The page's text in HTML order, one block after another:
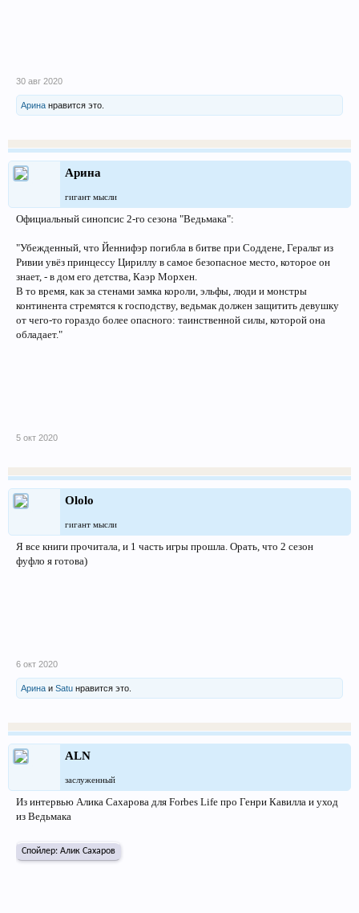
30 авг 2020
Арина нравится это.
Арина
гигант мысли
Официальный синопсис 2-го сезона "Ведьмака":
"Убежденный, что Йеннифэр погибла в битве при Соддене, Геральт из
Ривии увёз принцессу Цириллу в самое безопасное место, которое он
знает, - в дом его детства, Каэр Морхен.
В то время, как за стенами замка короли, эльфы, люди и монстры
континента стремятся к господству, ведьмак должен защитить девушку
от чего-то гораздо более опасного: таинственной силы, которой она
обладает."
5 окт 2020
Ololo
гигант мысли
Я все книги прочитала, и 1 часть игры прошла. Орать, что 2 сезон
фуфло я готова)
6 окт 2020
Арина и Satu нравится это.
ALN
заслуженный
Из интервью Алика Сахарова для Forbes Life про Генри Кавилла и уход
из Ведьмака
Спойлер: Алик Сахаров